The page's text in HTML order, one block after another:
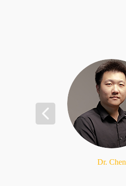
Dr. Chen